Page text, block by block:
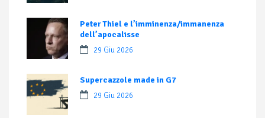
Peter Thiel e l’imminenza/immanenza
dell’apocalisse
29 Giu 2026
Supercazzole made in G7
29 Giu 2026